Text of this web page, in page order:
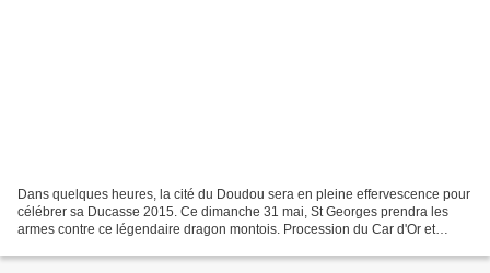
Dans quelques heures, la cité du Doudou sera en pleine effervescence pour
célébrer sa Ducasse 2015. Ce dimanche 31 mai, St Georges prendra les
armes contre ce légendaire dragon montois. Procession du Car d'Or et